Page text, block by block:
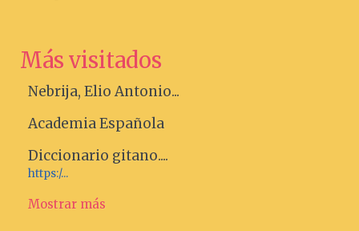
Más visitados
Nebrija, Elio Antonio...
Academia Española
Diccionario gitano....
https:/...
Mostrar más